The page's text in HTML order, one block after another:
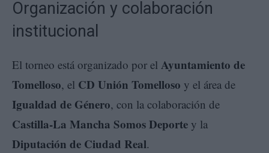
Organización y colaboración
institucional
El torneo está organizado por el Ayuntamiento de
Tomelloso, el CD Unión Tomelloso y el área de
Igualdad de Género, con la colaboración de
Castilla-La Mancha Somos Deporte y la
Diputación de Ciudad Real.